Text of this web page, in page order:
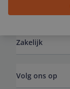
Zakelijk
Volg ons op